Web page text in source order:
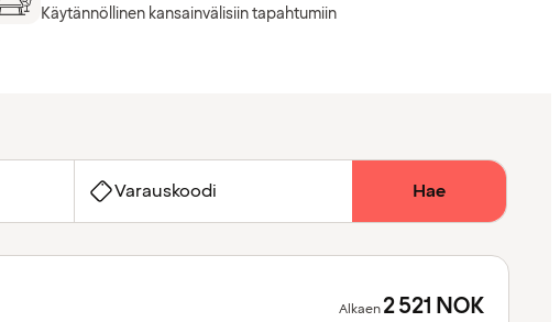
Käytännöllinen kansainvälisiin tapahtumiin
Varauskoodi Hae
Alkaen2 521 NOK